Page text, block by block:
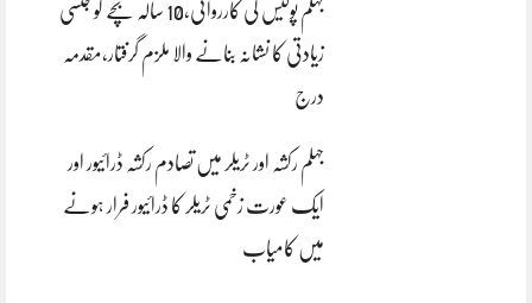
جہلم پولیس کی کارروائی،10 سالہ بچے کو جنسی
زیادتی کا نشانہ بنانے والا ملزم گرفتار،مقدمہ
درج
جہلم رکشہ اور ٹریلر میں تصادم رکشہ ڈرائیور اور
ایک عورت زخمی ٹریلر کا ڈرائیور فرار ہونے
میں کامیاب